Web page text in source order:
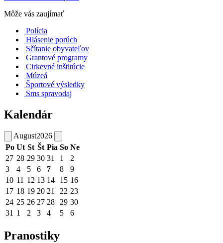
Môže vás zaujímať
Polícia
Hlásenie porúch
Sčítanie obyvateľov
Grantové programy
Cirkevné inštitúcie
Múzeá
Športové výsledky
Sms spravodaj
Kalendár
August2026
Po Ut St Št Pia So Ne
27 28 29 30 31 1
2
3
4 5 6 7 8
9
10 11 12 13 14 15 16
17 18 19 20 21 22 23
24 25 26 27 28 29 30
31 1 2 3 4 5 6
Pranostiky